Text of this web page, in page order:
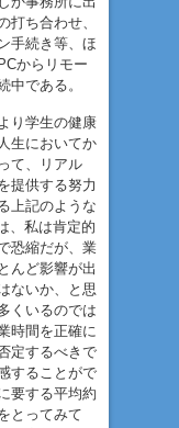
打ち合わせ、
手続き等、ほ
からリモー
中である。
り学生の健康
生においてか
て、リアル
提供する努力
上記のような
、私は肯定的
恐縮だが、業
んど影響が出
ないか、と思
くいるのでは
時間を正確に
定するべきで
することがで
要する平均約
とってみて